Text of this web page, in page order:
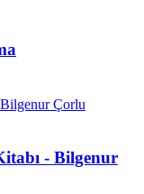
- Bilgenur